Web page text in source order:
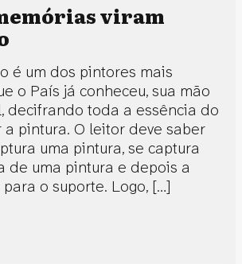
viram
é um dos pintores mais
o País já conheceu, sua mão
decifrando toda a essência do
a pintura. O leitor deve saber
uma pintura, se captura
de uma pintura e depois a
o suporte. Logo, […]